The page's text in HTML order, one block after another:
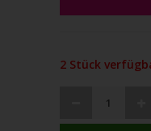
2 Stück